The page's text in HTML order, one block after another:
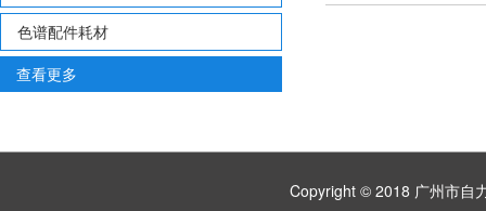
色谱配件耗材
查看更多
Copyright © 2018 广州市